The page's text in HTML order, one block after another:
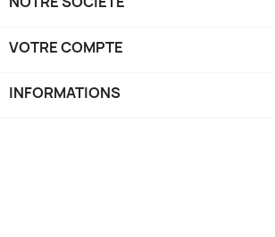
VOTRE COMPTE
INFORMATIONS